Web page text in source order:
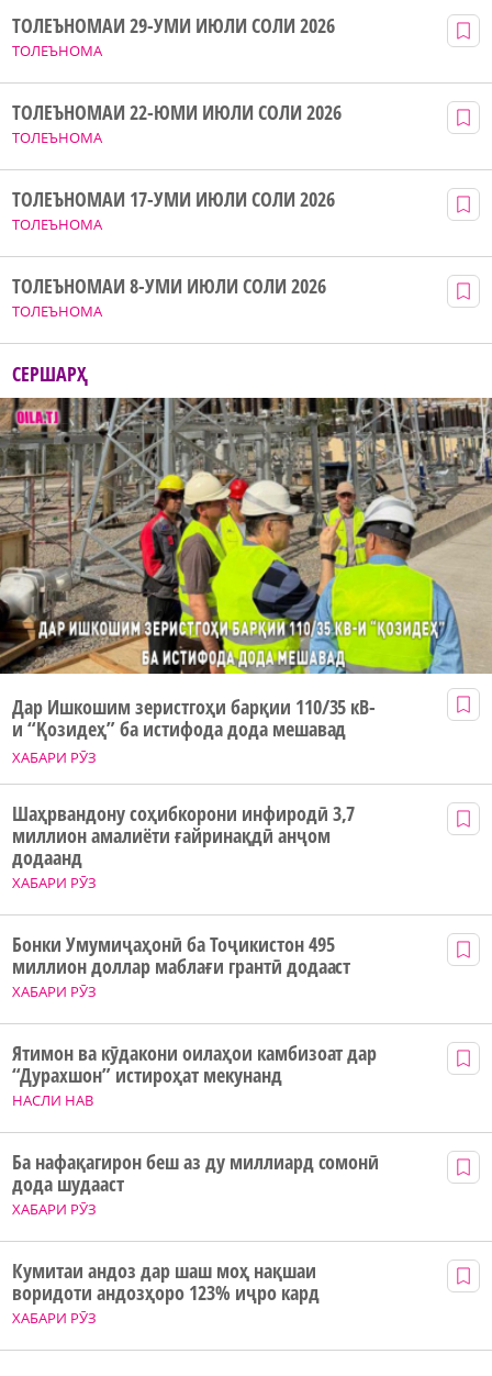
ТОЛЕЪНОМА
ТОЛЕЪНОМАИ 29-УМИ ИЮЛИ СОЛИ 2026
ТОЛЕЪНОМА
ТОЛЕЪНОМАИ 22-ЮМИ ИЮЛИ СОЛИ 2026
ТОЛЕЪНОМА
ТОЛЕЪНОМАИ 17-УМИ ИЮЛИ СОЛИ 2026
ТОЛЕЪНОМА
ТОЛЕЪНОМАИ 8-УМИ ИЮЛИ СОЛИ 2026
СЕРШАРҲ
ХАБАРИ РӮЗ
Дар Ишкошим зеристгоҳи барқии 110/35 кВ-
и “Қозидеҳ” ба истифода дода мешавад
ХАБАРИ РӮЗ
Шаҳрвандону соҳибкорони инфиродӣ 3,7
миллион амалиёти ғайринақдӣ анҷом
додаанд
ХАБАРИ РӮЗ
Бонки Умумиҷаҳонӣ ба Тоҷикистон 495
миллион доллар маблағи грантӣ додааст
НАСЛИ НАВ
Ятимон ва кӯдакони оилаҳои камбизоат дар
“Дурахшон” истироҳат мекунанд
ХАБАРИ РӮЗ
Ба нафақагирон беш аз ду миллиард сомонӣ
дода шудааст
ХАБАРИ РӮЗ
Кумитаи андоз дар шаш моҳ нақшаи
воридоти андозҳоро 123% иҷро кард